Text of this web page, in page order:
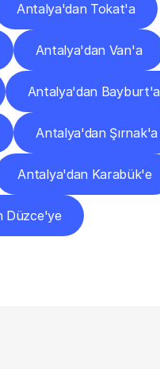
Antalya'dan Tokat'a
Antalya'dan Van'a
Antalya'dan Bayburt'a
Antalya'dan Şırnak'a
Antalya'dan Karabük'e
Düzce'ye